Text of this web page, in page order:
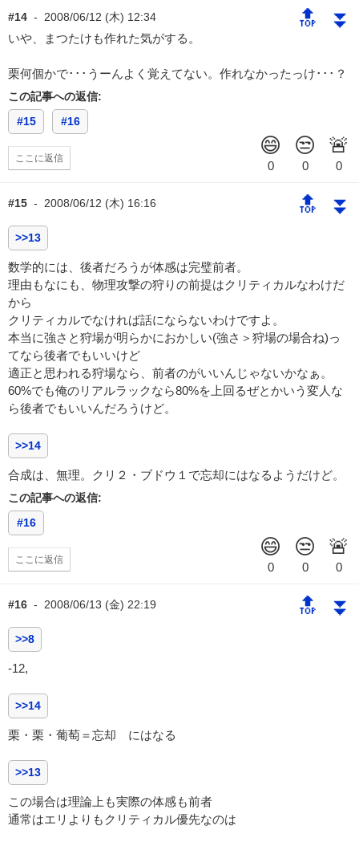
#14 - 2008/06/12 (木) 12:34 🔝 ⏬
いや、まつたけも作れた気がする。
栗何個かで･･･うーんよく覚えてない。作れなかったっけ･･･？
この記事への返信:
#15
#16
ここに返信
#15 - 2008/06/12 (木) 16:16 🔝 ⏬
>>13
数学的には、後者だろうが体感は完璧前者。
理由もなにも、物理攻撃の狩りの前提はクリティカルなわけだ
から
クリティカルでなければ話にならないわけですよ。
本当に強さと狩場が明らかにおかしい(強さ＞狩場の場合ね)っ
てなら後者でもいいけど
適正と思われる狩場なら、前者のがいいんじゃないかなぁ。
60%でも俺のリアルラックなら80%を上回るぜとかいう変人な
ら後者でもいいんだろうけど。
>>14
合成は、無理。クリ２・ブドウ１で忘却にはなるようだけど。
この記事への返信:
#16
ここに返信
#16 - 2008/06/13 (金) 22:19 🔝 ⏬
>>8
-12,
>>14
栗・栗・葡萄＝忘却 にはなる
>>13
この場合は理論上も実際の体感も前者
通常はエリよりもクリティカル優先なのは